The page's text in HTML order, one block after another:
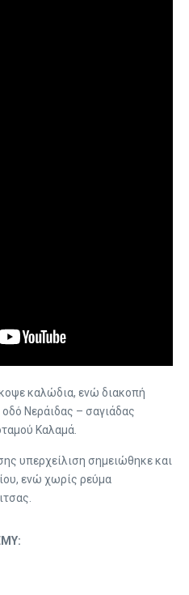
καλώδια, ενώ διακοπή
Νεράιδας – σαγιάδας
Καλαμά.
υπερχείλιση σημειώθηκε και
ενώ χωρίς ρεύμα